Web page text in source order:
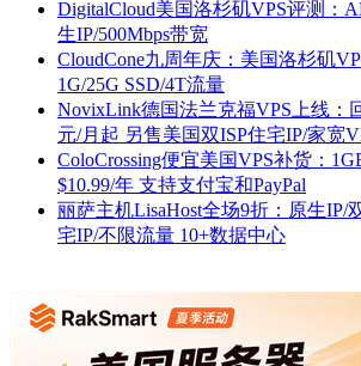
DigitalCloud美国洛杉矶VPS评测：
生IP/500Mbps带宽
CloudCone九周年庆：美国洛杉矶
1G/25G SSD/4T流量
NovixLink德国法兰克福VPS上线：
元/月起 另售美国双ISP住宅IP/家宽
ColoCrossing便宜美国VPS补货：
$10.99/年 支持支付宝和PayPal
丽萨主机LisaHost全场9折：原生IP/
宅IP/不限流量 10+数据中心